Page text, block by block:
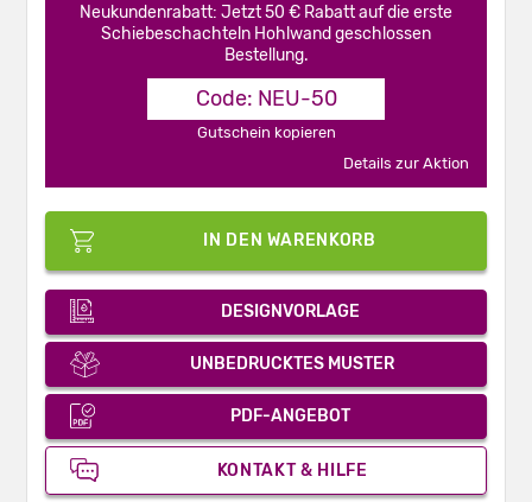
Neukundenrabatt: Jetzt 50 € Rabatt auf die erste
Schiebeschachteln Hohlwand geschlossen
Bestellung.
Code: NEU-50
Gutschein kopieren
Details zur Aktion
IN DEN WARENKORB
DESIGNVORLAGE
UNBEDRUCKTES MUSTER
PDF-ANGEBOT
KONTAKT & HILFE